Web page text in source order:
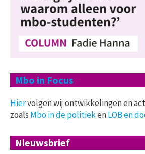
Mbo in Focus
Hiervolgen wij ontwikkelingen en
zoals Mbo in de politiekenLOB en
Nieuwsbrief